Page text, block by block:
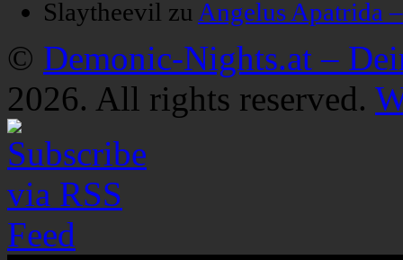
Slaytheevil zu Angelus Apatrida
© Demonic-Nights.at –
2026. All rights reserved.